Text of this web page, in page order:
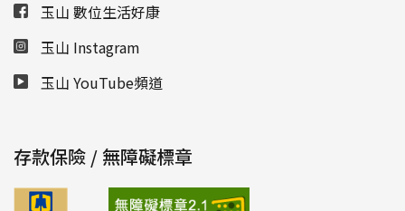
玉山 數位生活好康
玉山 Instagram
玉山 YouTube頻道
存款保險 / 無障礙標章